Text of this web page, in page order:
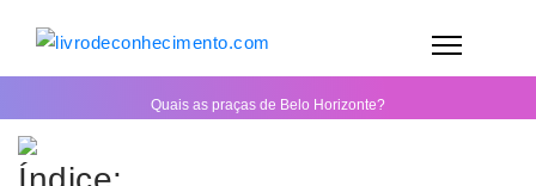
Quais as praças de Belo Horizonte?